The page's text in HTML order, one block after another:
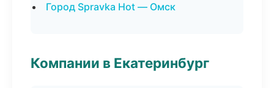
Город Spravka Hot — Омск
Компании в Екатеринбург